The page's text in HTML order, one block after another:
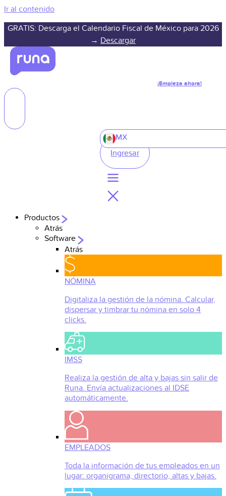
Ir al contenido
GRATIS: Descarga el Calendario Fiscal de México para 2026
→ Descargar
¡Empieza ahora!
MX
Ingresar
Productos
Atrás
Software
Atrás
NÓMINA
Digitaliza la gestión de la nómina. Calcular,
dispersar y timbrar tu nómina en solo 4
clicks.
IMSS
Realiza la gestión de alta y bajas sin salir de
Runa. Envía actualizaciones al IDSE
automáticamente.
EMPLEADOS
Toda la información de tus empleados en un
lugar: organigrama, directorio, altas y bajas.